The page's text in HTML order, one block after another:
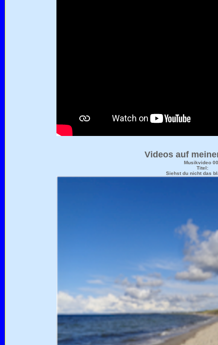
Videos auf
Musikvideo
Titel:
Siehst du nicht das